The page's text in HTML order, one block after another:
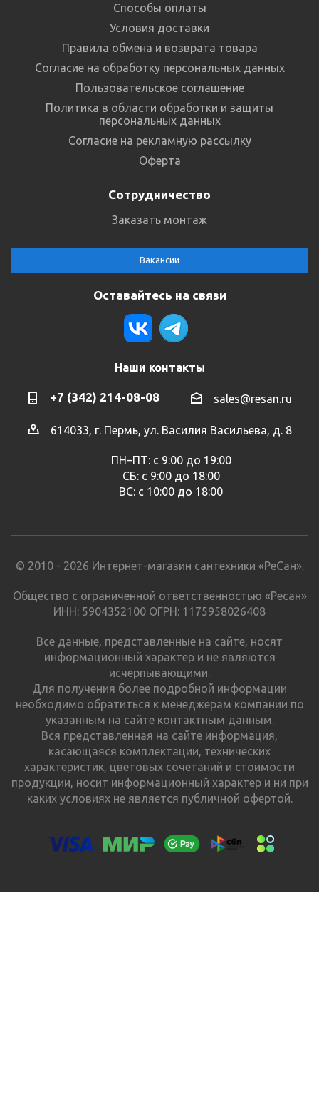
Способы оплаты
Условия доставки
Правила обмена и возврата товара
Согласие на обработку персональных данных
Пользовательское соглашение
Политика в области обработки и защиты
персональных данных
Согласие на рекламную рассылку
Оферта
Сотрудничество
Заказать монтаж
Вакансии
Оставайтесь на связи
Наши контакты
+7 (342) 214-08-08 sales@resan.ru
614033, г. Пермь, ул. Василия Васильева, д. 8
ПН–ПТ: с 9:00 до 19:00
СБ: с 9:00 до 18:00
ВС: с 10:00 до 18:00
© 2010 - 2026 Интернет-магазин сантехники «РеСан».
Общество с ограниченной ответственностью «Ресан»
ИНН: 5904352100 ОГРН: 1175958026408
Все данные, представленные на сайте, носят
информационный характер и не являются
исчерпывающими.
Для получения более подробной информации
необходимо обратиться к менеджерам компании по
указанным на сайте контактным данным.
Вся представленная на сайте информация,
касающаяся комплектации, технических
характеристик, цветовых сочетаний и стоимости
продукции, носит информационный характер и ни при
каких условиях не является публичной офертой.